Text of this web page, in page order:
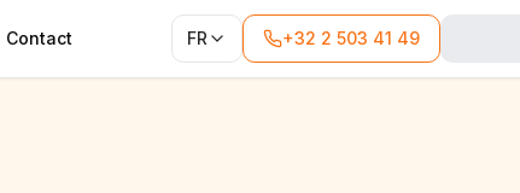
Contact FR +32 2 503 41 49